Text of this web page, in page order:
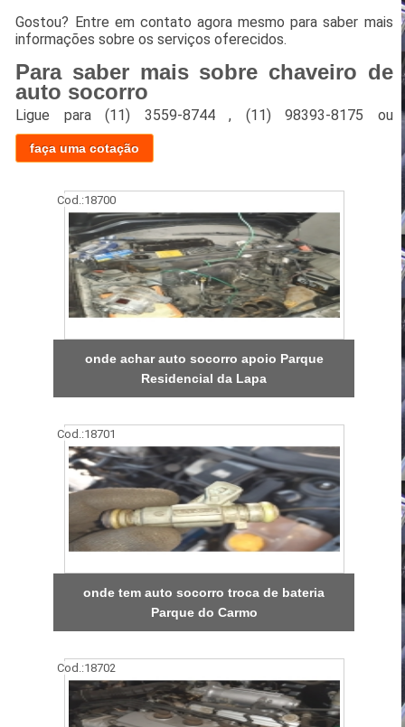
Gostou? Entre em contato agora mesmo para saber mais
informações sobre os serviços oferecidos.
Para saber mais sobre chaveiro de
auto socorro
Ligue para(11) 3559-8744, (11) 98393-8175 ou
faça uma cotação
Cod.:18700
onde achar auto socorro apoio Parque
Residencial da Lapa
Cod.:18701
onde tem auto socorro troca de bateria
Parque do Carmo
Cod.:18702